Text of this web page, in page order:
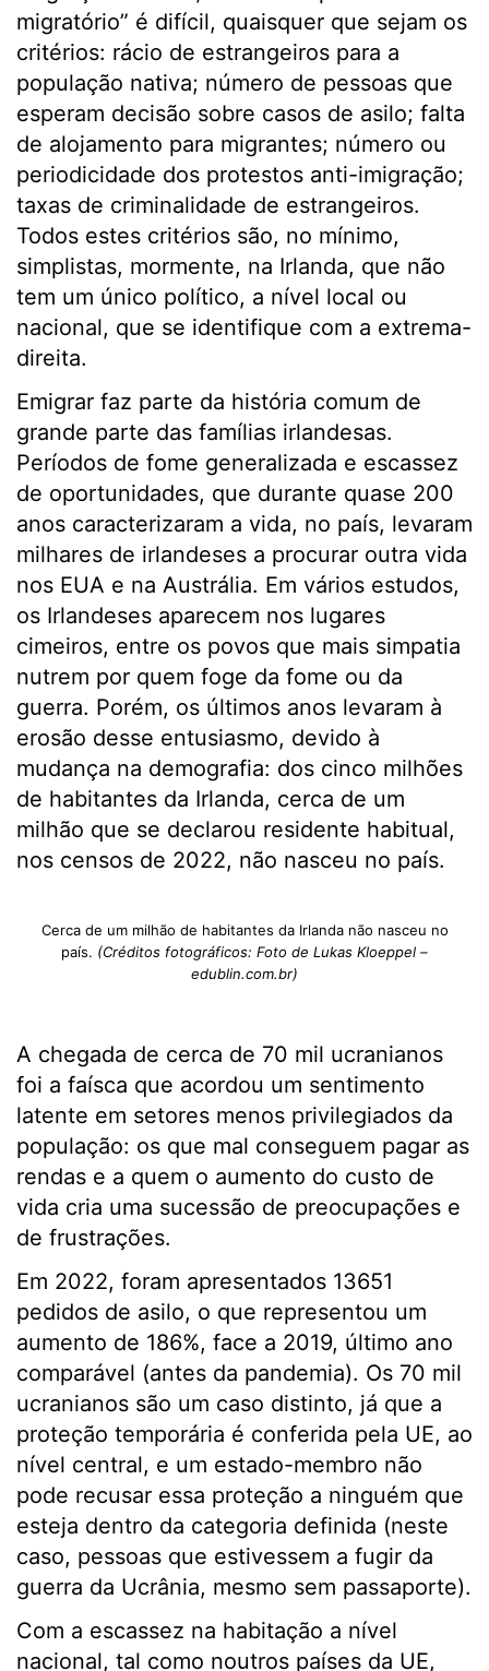
migratório” é difícil, quaisquer que sejam os
critérios: rácio de estrangeiros para a
população nativa; número de pessoas que
esperam decisão sobre casos de asilo; falta
de alojamento para migrantes; número ou
periodicidade dos protestos anti-imigração;
taxas de criminalidade de estrangeiros.
Todos estes critérios são, no mínimo,
simplistas, mormente, na Irlanda, que não
tem um único político, a nível local ou
nacional, que se identifique com a extrema-
direita.
Emigrar faz parte da história comum de
grande parte das famílias irlandesas.
Períodos de fome generalizada e escassez
de oportunidades, que durante quase 200
anos caracterizaram a vida, no país, levaram
milhares de irlandeses a procurar outra vida
nos EUA e na Austrália. Em vários estudos,
os Irlandeses aparecem nos lugares
cimeiros, entre os povos que mais simpatia
nutrem por quem foge da fome ou da
guerra. Porém, os últimos anos levaram à
erosão desse entusiasmo, devido à
mudança na demografia: dos cinco milhões
de habitantes da Irlanda, cerca de um
milhão que se declarou residente habitual,
nos censos de 2022, não nasceu no país.
Cerca de um milhão de habitantes da Irlanda não nasceu no
país. (Créditos fotográficos: Foto de Lukas Kloeppel –
edublin.com.br)
A chegada de cerca de 70 mil ucranianos
foi a faísca que acordou um sentimento
latente em setores menos privilegiados da
população: os que mal conseguem pagar as
rendas e a quem o aumento do custo de
vida cria uma sucessão de preocupações e
de frustrações.
Em 2022, foram apresentados 13651
pedidos de asilo, o que representou um
aumento de 186%, face a 2019, último ano
comparável (antes da pandemia). Os 70 mil
ucranianos são um caso distinto, já que a
proteção temporária é conferida pela UE, ao
nível central, e um estado-membro não
pode recusar essa proteção a ninguém que
esteja dentro da categoria definida (neste
caso, pessoas que estivessem a fugir da
guerra da Ucrânia, mesmo sem passaporte).
Com a escassez na habitação a nível
nacional, tal como noutros países da UE,